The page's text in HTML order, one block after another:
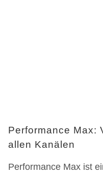
Performance Max:
allen Kanälen
Performance Max ist